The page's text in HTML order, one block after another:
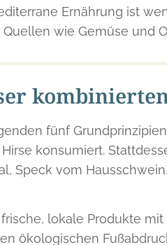
Ernährung ist
wie Gemüse und
fünf
konsumiert.
Speck vom
lokale Produkte
ökologischen